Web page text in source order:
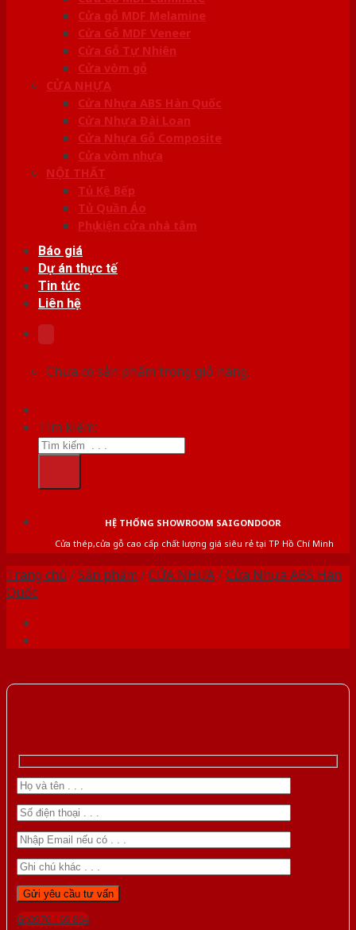
Cửa gỗ MDF Melamine
Cửa Gỗ MDF Veneer
Cửa Gỗ Tự Nhiên
Cửa vòm gỗ
CỬA NHỰA
Cửa Nhựa ABS Hàn Quốc
Cửa Nhựa Đài Loan
Cửa Nhựa Gỗ Composite
Cửa vòm nhựa
NỘI THẤT
Tủ Kệ Bếp
Tủ Quần Áo
Phụ kiện cửa nhà tắm
Báo giá
Dự án thực tế
Tin tức
Liên hệ
Chưa có sản phẩm trong giỏ hàng.
Tìm kiếm:
HỆ THỐNG SHOWROOM SAIGONDOOR
Cửa thép,cửa gỗ cao cấp chất lượng giá siêu rẻ tại TP Hồ Chí Minh
Trang chủ /Sản phẩm /CỬA NHỰA/Cửa Nhựa ABS Hàn
Quốc
Gọi 0976.169.864